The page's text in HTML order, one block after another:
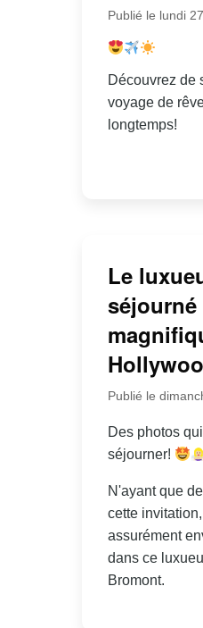
Publié le lundi
Découvrez de
voyage de
longtemps!
Le
séjourné
Publié le
Des photos
séjourner!
N'ayant que
cette
assurément
dans ce
Bromont.